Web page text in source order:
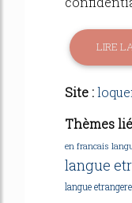
LIRE
Site :
Thèmes
en francais
langue
langue etrangere